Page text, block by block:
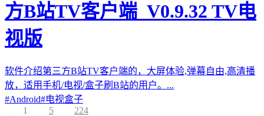
方B站TV客户端_V0.9.32 TV电
视版
软件介绍第三方B站TV客户端的，大屏体验,弹幕自由,高清播
放，适用手机/电视/盒子刷B站的用户。...
#Android#电视盒子
1
5 224